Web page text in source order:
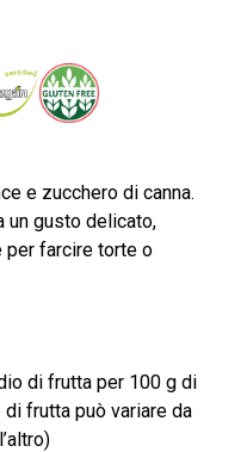
e zucchero di canna.
un gusto delicato,
per farcire torte o
di frutta per 100 g di
frutta può variare da